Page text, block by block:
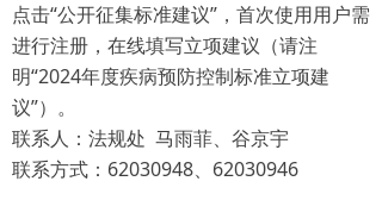
点击“公开征集标准建议”，首次使用用户需
进行注册，在线填写立项建议（请注
明“2024年度疾病预防控制标准立项建
议”）。
联系人：法规处 马雨菲、谷京宇
联系方式：62030948、62030946